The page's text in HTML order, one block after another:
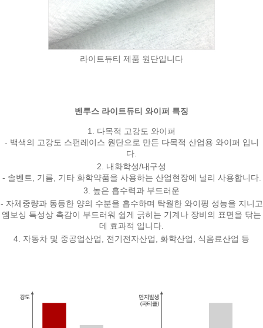
라이트듀티 제품 원단입니다
벤투스 라이트듀티 와이퍼 특징
1. 다목적 고강도 와이퍼
- 백색의 고강도 스펀레이스 원단으로 만든 다목적 산업용 와이퍼 입니
다.
2. 내화학성/내구성
- 솔벤트, 기름, 기타 화학약품을 사용하는 산업현장에 널리 사용합니다.
3. 높은 흡수력과 부드러운
- 자체중량과 동등한 양의 수분을 흡수하며 탁월한 와이핑 성능을 지니고
엠보싱 특성상 촉감이 부드러워 쉽게 긁히는 기계나 장비의 표면을 닦는
데 효과적 입니다.
4. 자동차 및 중공업산업, 전기전자산업, 화학산업, 식음료산업 등